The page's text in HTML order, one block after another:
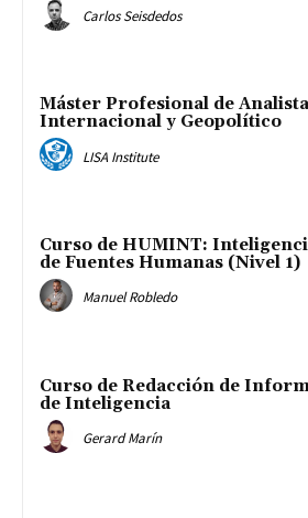
Carlos Seisdedos
Máster Profesional de Analista
Internacional y Geopolítico
LISA Institute
Curso de HUMINT:
de Fuentes Humanas (Nivel 1)
Manuel Robledo
Curso de Redacción de
de Inteligencia
Gerard Marín